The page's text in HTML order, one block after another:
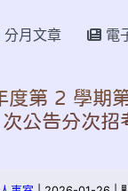
分月文章 電
度第 2 學期
公告分次招